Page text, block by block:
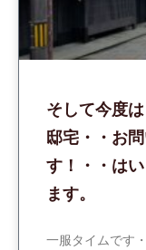
そして今度
邸宅・・お
す！・・は
ます。
一服タイムです